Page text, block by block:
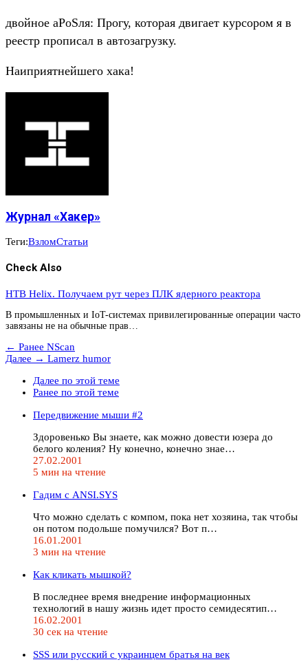
двойное аPоSля: Прогу, которая двигает курсором я в
реестр прописал в автозагрузку.
Наиприятнейшего хака!
Журнал «Хакер»
Теги:ВзломСтатьи
Check Also
HTB Helix. Получаем рут через ПЛК ядерного реактора
В промышленных и IoT-системах привилегированные операции часто
завязаны не на обычные прав…
← Ранее NScan
Далее → Lamerz humor
Далее по этой теме
Ранее по этой теме
Передвижение мыши #2
Здоровенько Вы знаете, как можно довести юзера до
белого коления? Ну конечно, конечно знае…
27.02.2001
5 мин на чтение
Гадим с ANSI.SYS
Что можно сделать с компом, пока нет хозяина, так чтобы
он потом подольше помучился? Вот п…
16.01.2001
3 мин на чтение
Как кликать мышкой?
В последнее время внедрение информационных
технологий в нашу жизнь идет просто семидесятип…
16.02.2001
30 сек на чтение
SSS или русский с украинцем братья на век